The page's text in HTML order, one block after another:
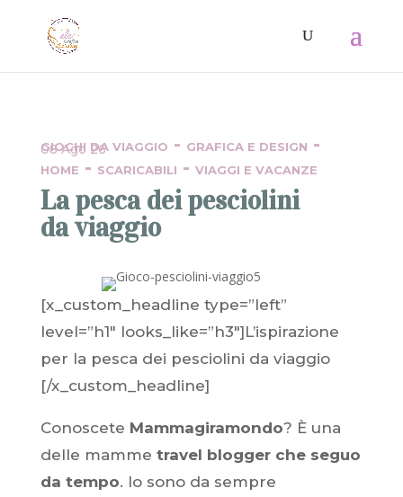
GIOCHI DA VIAGGIO - GRAFICA E DESIGN -
HOME - SCARICABILI - VIAGGI E VACANZE
08 Ago 26
La pesca dei pesciolini
da viaggio
[x_custom_headline type=”left”
level=”h1″ looks_like=”h3″]L’ispirazione
per la pesca dei pesciolini da viaggio
[/x_custom_headline]
Conoscete Mammagiramondo? È una
delle mamme travel blogger che seguo
da tempo. Io sono da sempre